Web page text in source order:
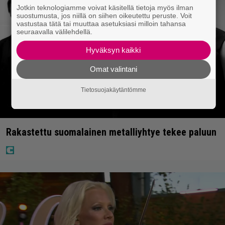
Rakastettu suomalainen metalliyhtye tekee paluun
Jotkin teknologiamme voivat käsitellä tietoja myös ilman
suostumusta, jos niillä on siihen oikeutettu peruste. Voit
vastustaa tätä tai muuttaa asetuksiasi milloin tahansa
seuraavalla välilehdellä.
Hyväksyn kaikki
Omat valintani
Tietosuojakäytäntömme